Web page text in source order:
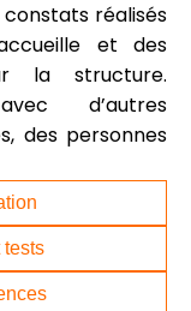
réalisés
et des
la structure.
d’autres
des personnes
tests